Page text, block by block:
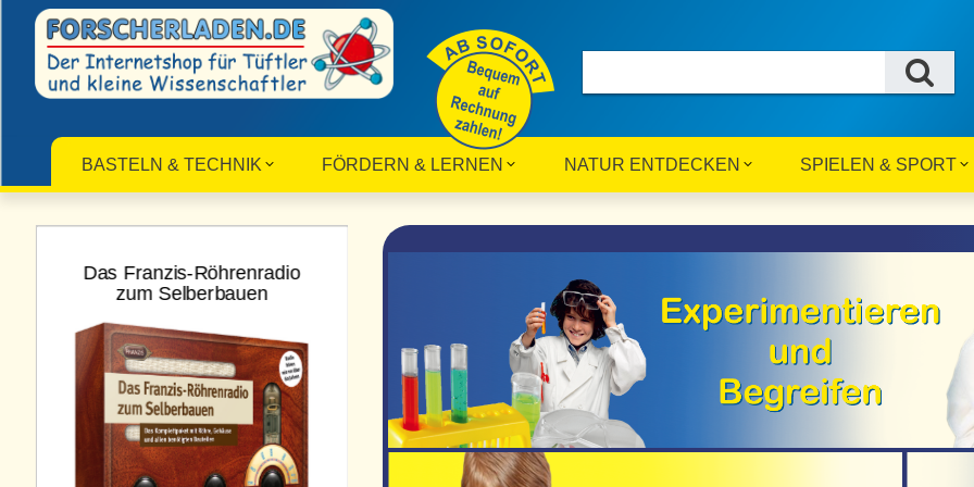
BASTELN & TECHNIK FÖRDERN & LERNEN NATUR ENTDECKEN SPIELEN & SPORT
Das Franzis-Röhrenradio
zum Selberbauen Spurenanalyse